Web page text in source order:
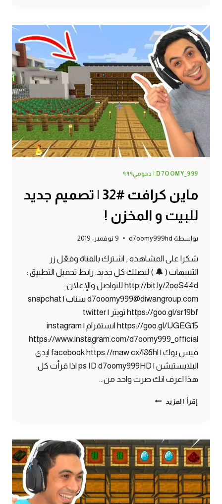
التجهيز
للقرية
الصينية
D7OOMY_999 | دحومي٩٩٩
ماين كرافت #32 | تصميم جديد
للبيت و المخزن !
بواسطة d7oomy999hd 9 نوفمبر، 2019
شكرا على المشاهده , اشترك بالقناة وفعّل زر
التنبيهات ( 🔔 ) ليصلك كل جديد. رابط تحميل التطبيق :
http://bit.ly/2oeS44d للتواصل والإعلان:
d7ooomy999@diwangroup.com سناب | snapchat
https://goo.gl/sr19bf تويتر | twitter
https://goo.gl/UGEG15 انستقرام | instagram
https://www.instagram.com/d7oomy999_official
فيس بوك | facebook https://maw.cx/l86hl ايدي
البلايستيشن | ps ID d7oomy999HD اذا قرأت كل
هذا اعرف انك صرت واحد من…
إقرأ المزيد ماين
تصميم
جديد
للبيت
و
المخزن
!